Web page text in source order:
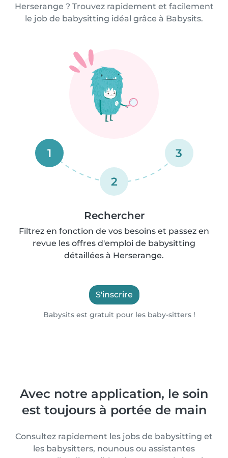
Herserange ? Trouvez rapidement et facilement
le job de babysitting idéal grâce à Babysits.
1
2
3
Rechercher
Filtrez en fonction de vos besoins et passez en
revue les offres d'emploi de babysitting
détaillées à Herserange.
S'inscrire
Babysits est gratuit pour les baby-sitters !
Avec notre application, le soin
est toujours à portée de main
Consultez rapidement les jobs de babysitting et
les babysitters, nounous ou assistantes